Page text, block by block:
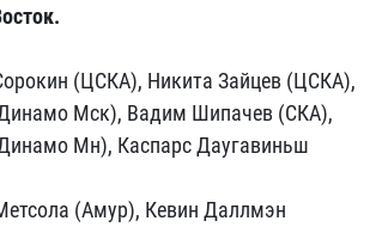
(ЦСКА), Никита Зайцев (ЦСКА),
Мск), Вадим Шипачев (СКА),
Мн), Каспарс Даугавиньш
(Амур), Кевин Даллмэн